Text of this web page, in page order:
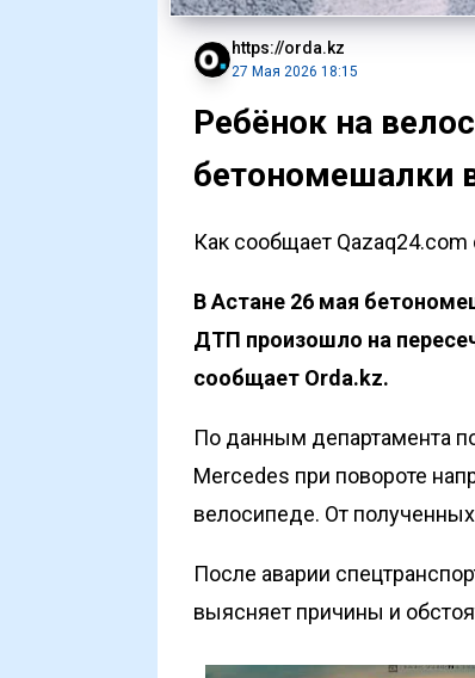
https://orda.kz
27 Мая 2026 18:15
Ребёнок на
бетономешалки
Как сообщает Qazaq24.com
В Астане 26 мая
ДТП произошло на
сообщает Orda.kz.
По данным департамента
Mercedes при повороте
велосипеде. От
После аварии
выясняет причины и